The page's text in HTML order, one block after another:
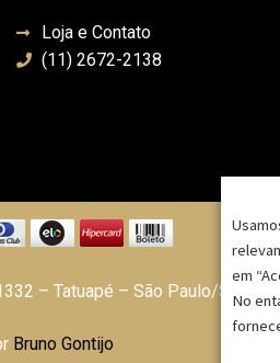
Loja e Contato
(11) 2672-2138
– Tatuapé – São Paulo/SP –
Bruno Gontijo
em
No